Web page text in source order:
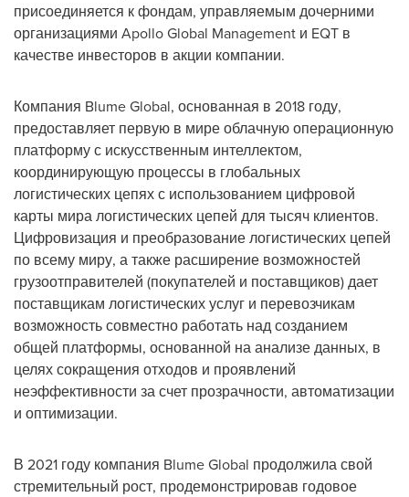
присоединяется к фондам, управляемым дочерними
организациями Apollo Global Management и EQT в
качестве инвесторов в акции компании.
Компания Blume Global, основанная в 2018 году,
предоставляет первую в мире облачную операционную
платформу с искусственным интеллектом,
координирующую процессы в глобальных
логистических цепях с использованием цифровой
карты мира логистических цепей для тысяч клиентов.
Цифровизация и преобразование логистических цепей
по всему миру, а также расширение возможностей
грузоотправителей (покупателей и поставщиков) дает
поставщикам логистических услуг и перевозчикам
возможность совместно работать над созданием
общей платформы, основанной на анализе данных, в
целях сокращения отходов и проявлений
неэффективности за счет прозрачности, автоматизации
и оптимизации.
В 2021 году компания Blume Global продолжила свой
стремительный рост, продемонстрировав годовое